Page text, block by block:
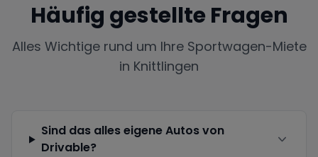
Häufig gestellte Fragen
Alles Wichtige rund um Ihre Sportwagen-Miete
in Knittlingen
Sind das alles eigene Autos von
Drivable?